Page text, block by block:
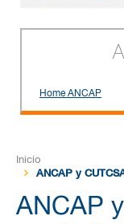
Home ANCAP
Inicio
ANCAP y
ANCAP